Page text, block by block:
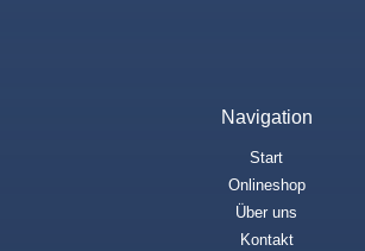
Navigation
Start
Onlineshop
Über uns
Kontakt